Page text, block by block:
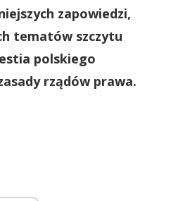
zapowiedzi,
tematów szczytu
polskiego
rządów prawa.